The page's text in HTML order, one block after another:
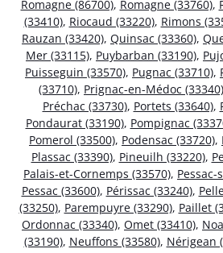
Romagne (86700), Romagne (33760),
(33410), Riocaud (33220), Rimons
Rauzan (33420), Quinsac (33360),
Mer (33115), Puybarban (33190),
Puisseguin (33570), Pugnac (33710),
(33710), Prignac-en-Médoc (33340)
Préchac (33730), Portets (33640),
Pondaurat (33190), Pompignac
Pomerol (33500), Podensac (33720),
Plassac (33390), Pineuilh (33220),
Palais-et-Cornemps (33570),
Pessac (33600), Périssac (33240),
(33250), Parempuyre (33290), Paillet
Ordonnac (33340), Omet (33410),
(33190), Neuffons (33580), Nérigean